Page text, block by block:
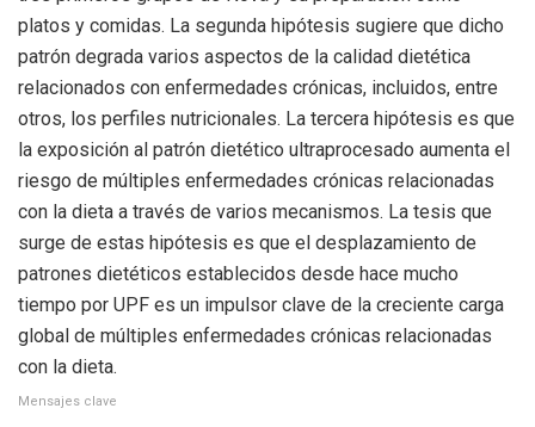
platos y comidas. La segunda hipótesis sugiere que dicho
patrón degrada varios aspectos de la calidad dietética
relacionados con enfermedades crónicas, incluidos, entre
otros, los perfiles nutricionales. La tercera hipótesis es que
la exposición al patrón dietético ultraprocesado aumenta el
riesgo de múltiples enfermedades crónicas relacionadas
con la dieta a través de varios mecanismos. La tesis que
surge de estas hipótesis es que el desplazamiento de
patrones dietéticos establecidos desde hace mucho
tiempo por UPF es un impulsor clave de la creciente carga
global de múltiples enfermedades crónicas relacionadas
con la dieta.
Mensajes clave